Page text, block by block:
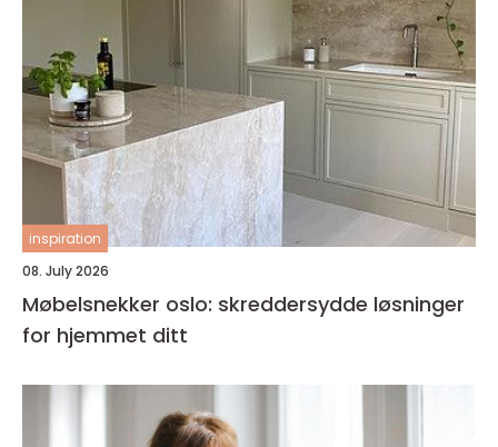
inspiration
08. July 2026
Møbelsnekker oslo: skreddersydde løsninger
for hjemmet ditt